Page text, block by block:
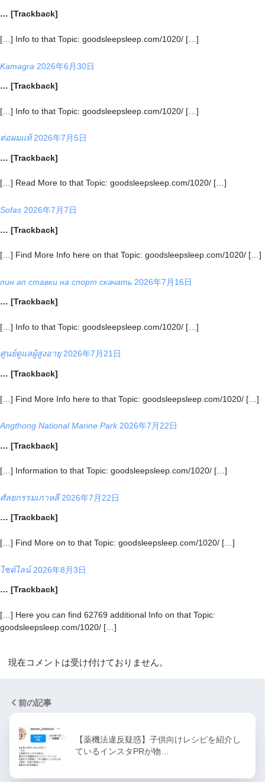
… [Trackback]
[…] Info to that Topic: goodsleepsleep.com/1020/ […]
Kamagra 2026年6月30日
… [Trackback]
[…] Info to that Topic: goodsleepsleep.com/1020/ […]
ต่อผมแท้ 2026年7月5日
… [Trackback]
[…] Read More to that Topic: goodsleepsleep.com/1020/ […]
Sofas 2026年7月7日
… [Trackback]
[…] Find More Info here on that Topic: goodsleepsleep.com/1020/ […]
пин ап ставки на спорт скачать 2026年7月16日
… [Trackback]
[…] Info to that Topic: goodsleepsleep.com/1020/ […]
ศูนย์ดูแลผู้สูงอายุ 2026年7月21日
… [Trackback]
[…] Find More Info here to that Topic: goodsleepsleep.com/1020/ […]
Angthong National Marine Park 2026年7月22日
… [Trackback]
[…] Information to that Topic: goodsleepsleep.com/1020/ […]
ศัลยกรรมเกาหลี 2026年7月22日
… [Trackback]
[…] Find More on to that Topic: goodsleepsleep.com/1020/ […]
ไซด์ไลน์ 2026年8月3日
… [Trackback]
[…] Here you can find 62769 additional Info on that Topic:
goodsleepsleep.com/1020/ […]
現在コメントは受け付けておりません。
前の記事
【薬機法違反疑惑】子供向けレシピを紹介し
ているインスタPRが物…